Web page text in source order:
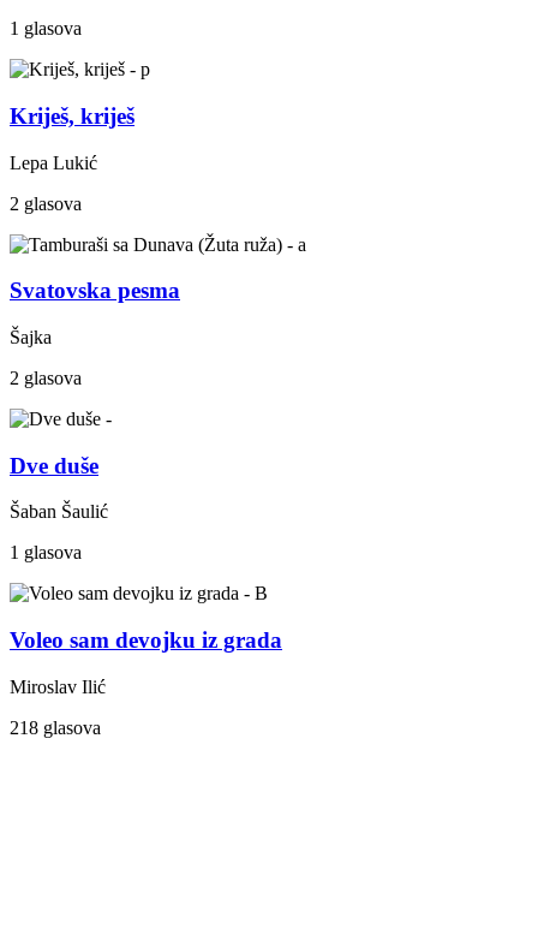
1 glasova
Kriješ, kriješ
Lepa Lukić
2 glasova
Svatovska pesma
Šajka
2 glasova
Dve duše
Šaban Šaulić
1 glasova
Voleo sam devojku iz grada
Miroslav Ilić
218 glasova